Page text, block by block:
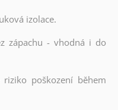
izolace.
zápachu - vhodná i do
riziko poškození během